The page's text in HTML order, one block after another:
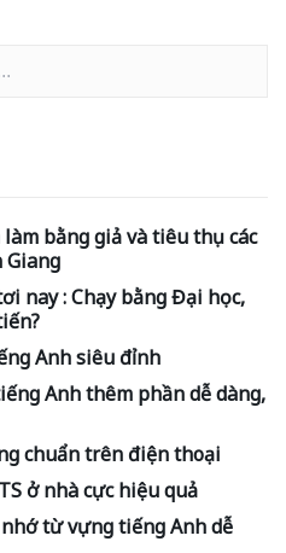
bằng giả và tiêu thụ các
Giang
nay : Chạy bằng Đại học,
Anh siêu đỉnh
Anh thêm phần dễ dàng,
chuẩn trên điện thoại
ở nhà cực hiệu quả
từ vựng tiếng Anh dễ